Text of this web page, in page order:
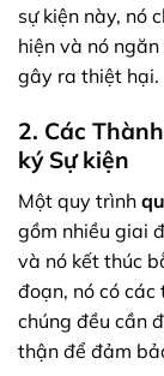
sự kiện này, nó
hiện và nó
gây ra thiệt hại.
2. Các
ký Sự kiện
Một quy trình
gồm nhiều giai
và nó kết thúc
đoạn, nó có
chúng đều cần
thận để đảm